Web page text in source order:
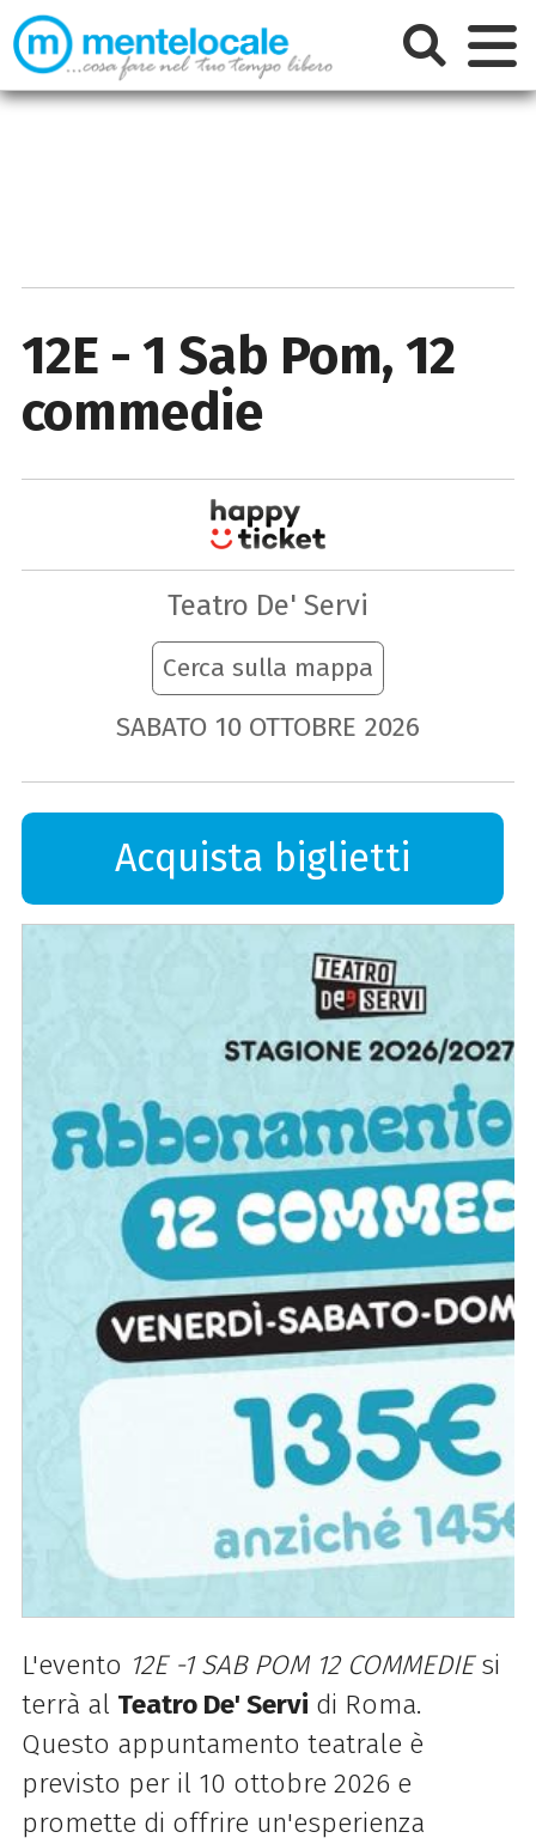
12E - 1 Sab Pom, 12
commedie
Teatro De' Servi
Cerca sulla mappa
SABATO 10 OTTOBRE 2026
Acquista biglietti
L'evento 12E -1 SAB POM 12 COMMEDIEsi
terrà al Teatro De' Servi di Roma.
Questo appuntamento teatrale è
previsto per il 10 ottobre 2026 e
promette di offrire un'esperienza